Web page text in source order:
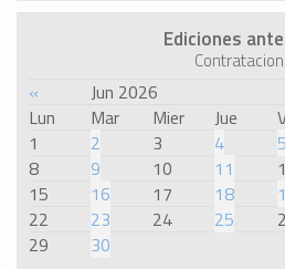
Ediciones
« Jun 2026
Lun
Mar Mier Jue
1
2 3 4 5
8
9 10 11
15
16 17 18
22
23 24 25
29
30